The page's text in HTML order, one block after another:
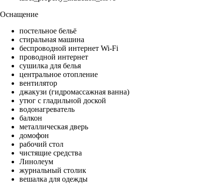
Оснащение
постельное бельё
стиральная машина
беспроводной интернет Wi-Fi
проводной интернет
сушилка для белья
центральное отопление
вентилятор
джакузи (гидромассажная ванна)
утюг с гладильной доской
водонагреватель
балкон
металлическая дверь
домофон
рабочий стол
чистящие средства
Линолеум
журнальный столик
вешалка для одежды